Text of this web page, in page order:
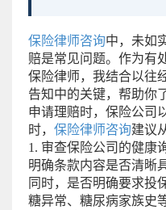
保险律师咨询中，未如
赔是常见问题。作为有
保险律师，我结合以往
告知中的关键，帮助你
申请理赔时，保险公司
时， 保险律师咨询建议
1. 审查保险公司的健康
明确条款内容是否清晰
同时，是否明确要求投
糖异常、糖尿病家族史